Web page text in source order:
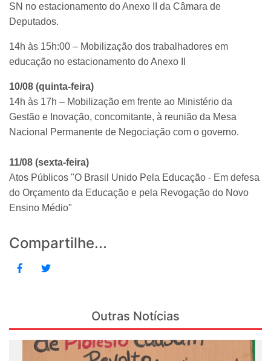
SN no estacionamento do Anexo II da Câmara de
Deputados.
14h às 15h:00 – Mobilização dos trabalhadores em
educação no estacionamento do Anexo II
10/08 (quinta-feira)
14h às 17h – Mobilização em frente ao Ministério da
Gestão e Inovação, concomitante, à reunião da Mesa
Nacional Permanente de Negociação com o governo.
11/08 (sexta-feira)
Atos Públicos "O Brasil Unido Pela Educação - Em defesa
do Orçamento da Educação e pela Revogação do Novo
Ensino Médio"
Compartilhe...
Outras Notícias